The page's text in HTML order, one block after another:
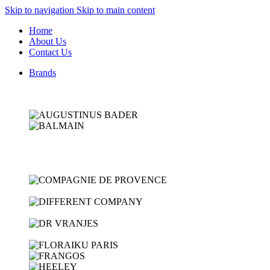
Skip to navigation Skip to main content
Home
About Us
Contact Us
Brands